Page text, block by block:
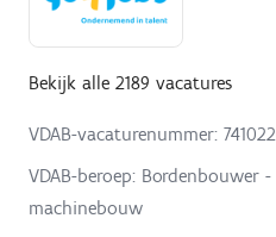
Bekijk alle 2189 vacatures
VDAB-vacaturenummer:
VDAB-beroep: Bordenbouwer
machinebouw